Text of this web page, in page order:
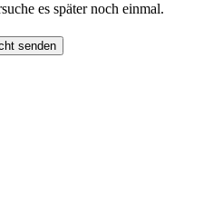
es später noch einmal.
senden